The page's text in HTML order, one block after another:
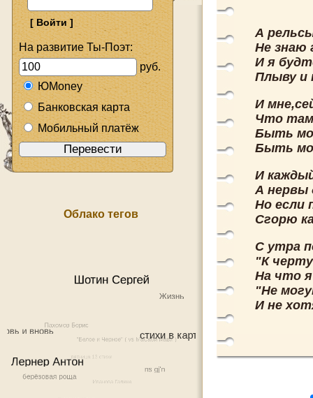
На развитие Ты-Поэт:
руб.
ЮMoney
Банковская карта
Мобильный платёж
Облако тегов
А
Не знаю
И я
Плыву и
И
Что там
Быть
Быть
И
А нервы
Но если
Сгорю
С утра
"К
На что
"Не
И не